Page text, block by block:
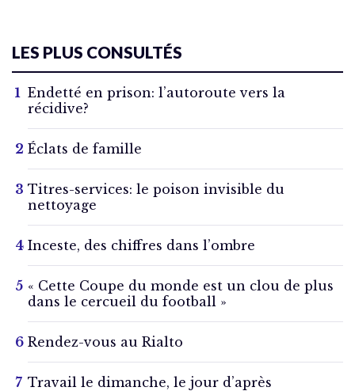
LES PLUS CONSULTÉS
Endetté en prison: l’autoroute vers la
récidive?
Éclats de famille
Titres-services: le poison invisible du
nettoyage
Inceste, des chiffres dans l’ombre
« Cette Coupe du monde est un clou de plus
dans le cercueil du football »
Rendez-vous au Rialto
Travail le dimanche, le jour d’après